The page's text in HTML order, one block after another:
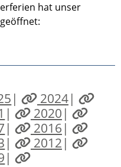
hat unser
| 2024|
| 2020 |
| 2016 |
| 2012 |
|